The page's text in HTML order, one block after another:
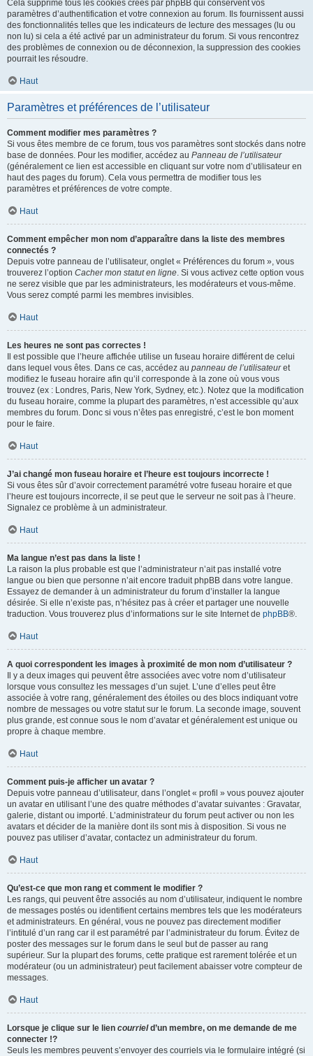
Cela supprime tous les cookies créés par phpBB qui conservent vos
paramètres d’authentification et votre connexion au forum. Ils fournissent aussi
des fonctionnalités telles que les indicateurs de lecture des messages (lu ou
non lu) si cela a été activé par un administrateur du forum. Si vous rencontrez
des problèmes de connexion ou de déconnexion, la suppression des cookies
pourrait les résoudre.
Haut
Paramètres et préférences de l’utilisateur
Comment modifier mes paramètres ?
Si vous êtes membre de ce forum, tous vos paramètres sont stockés dans notre
base de données. Pour les modifier, accédez au Panneau de l’utilisateur
(généralement ce lien est accessible en cliquant sur votre nom d’utilisateur en
haut des pages du forum). Cela vous permettra de modifier tous les
paramètres et préférences de votre compte.
Haut
Comment empêcher mon nom d’apparaître dans la liste des membres
connectés ?
Depuis votre panneau de l’utilisateur, onglet « Préférences du forum », vous
trouverez l’option Cacher mon statut en ligne. Si vous activez cette option vous
ne serez visible que par les administrateurs, les modérateurs et vous-même.
Vous serez compté parmi les membres invisibles.
Haut
Les heures ne sont pas correctes !
Il est possible que l’heure affichée utilise un fuseau horaire différent de celui
dans lequel vous êtes. Dans ce cas, accédez au panneau de l’utilisateuret
modifiez le fuseau horaire afin qu’il corresponde à la zone où vous vous
trouvez (ex : Londres, Paris, New York, Sydney, etc.). Notez que la modification
du fuseau horaire, comme la plupart des paramètres, n’est accessible qu’aux
membres du forum. Donc si vous n’êtes pas enregistré, c’est le bon moment
pour le faire.
Haut
J’ai changé mon fuseau horaire et l’heure est toujours incorrecte !
Si vous êtes sûr d’avoir correctement paramétré votre fuseau horaire et que
l’heure est toujours incorrecte, il se peut que le serveur ne soit pas à l’heure.
Signalez ce problème à un administrateur.
Haut
Ma langue n’est pas dans la liste !
La raison la plus probable est que l’administrateur n’ait pas installé votre
langue ou bien que personne n’ait encore traduit phpBB dans votre langue.
Essayez de demander à un administrateur du forum d’installer la langue
désirée. Si elle n’existe pas, n’hésitez pas à créer et partager une nouvelle
traduction. Vous trouverez plus d’informations sur le site Internet de phpBB®.
Haut
A quoi correspondent les images à proximité de mon nom d’utilisateur ?
Il y a deux images qui peuvent être associées avec votre nom d’utilisateur
lorsque vous consultez les messages d’un sujet. L’une d’elles peut être
associée à votre rang, généralement des étoiles ou des blocs indiquant votre
nombre de messages ou votre statut sur le forum. La seconde image, souvent
plus grande, est connue sous le nom d’avatar et généralement est unique ou
propre à chaque membre.
Haut
Comment puis-je afficher un avatar ?
Depuis votre panneau d’utilisateur, dans l’onglet « profil » vous pouvez ajouter
un avatar en utilisant l’une des quatre méthodes d’avatar suivantes : Gravatar,
galerie, distant ou importé. L’administrateur du forum peut activer ou non les
avatars et décider de la manière dont ils sont mis à disposition. Si vous ne
pouvez pas utiliser d’avatar, contactez un administrateur du forum.
Haut
Qu’est-ce que mon rang et comment le modifier ?
Les rangs, qui peuvent être associés au nom d’utilisateur, indiquent le nombre
de messages postés ou identifient certains membres tels que les modérateurs
et administrateurs. En général, vous ne pouvez pas directement modifier
l’intitulé d’un rang car il est paramétré par l’administrateur du forum. Évitez de
poster des messages sur le forum dans le seul but de passer au rang
supérieur. Sur la plupart des forums, cette pratique est rarement tolérée et un
modérateur (ou un administrateur) peut facilement abaisser votre compteur de
messages.
Haut
Lorsque je clique sur le lien courrield’un membre, on me demande de me
connecter !?
Seuls les membres peuvent s’envoyer des courriels via le formulaire intégré (si